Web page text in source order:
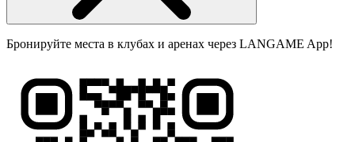
Бронируйте места в клубах и аренах через LANGAME App!